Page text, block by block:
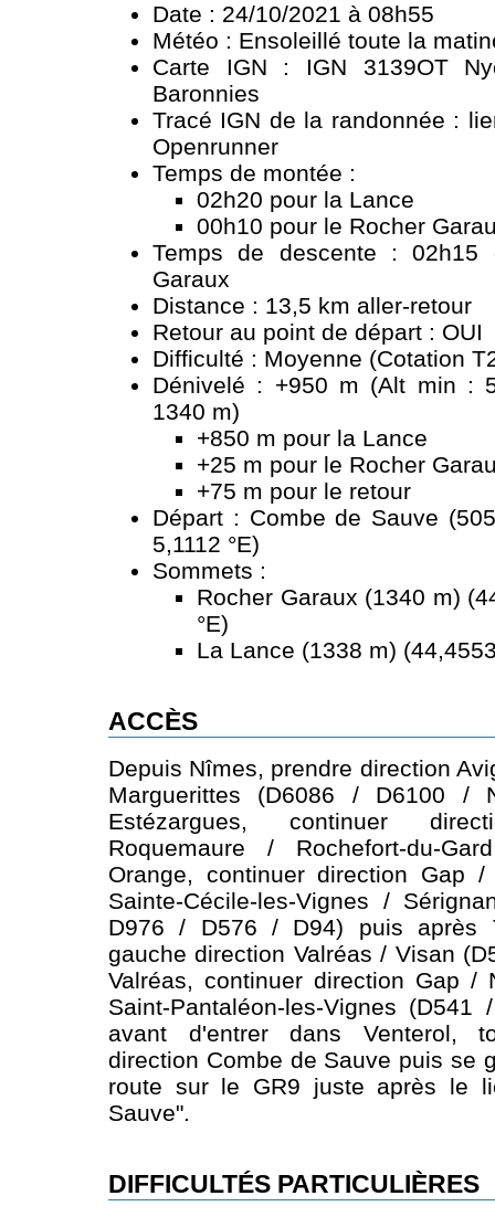
Date : 24/10/2021 à 08h55
Météo : Ensoleillé toute la
Carte IGN : IGN 3139OT
Baronnies
Tracé IGN de la randonnée :
Openrunner
Temps de montée :
02h20 pour la Lance
00h10 pour le Rocher
Temps de descente : 02h15
Garaux
Distance : 13,5 km aller-retour
Retour au point de départ : OUI
Difficulté : Moyenne (Cotation
Dénivelé : +950 m (Alt min :
1340 m)
+850 m pour la Lance
+25 m pour le Rocher
+75 m pour le retour
Départ : Combe de Sauve
5,1112 °E)
Sommets :
Rocher Garaux (1340 m)
°E)
La Lance (1338 m)
ACCÈS
Depuis Nîmes, prendre direction
Marguerittes (D6086 / D6100 /
Estézargues, continuer
Roquemaure / Rochefort-du-
Orange, continuer direction Gap
Sainte-Cécile-les-Vignes /
D976 / D576 / D94) puis après
gauche direction Valréas / Visan
Valréas, continuer direction Gap /
Saint-Pantaléon-les-Vignes
avant d'entrer dans Venterol,
direction Combe de Sauve puis se
route sur le GR9 juste après le
Sauve".
DIFFICULTÉS PARTICULIÈRES